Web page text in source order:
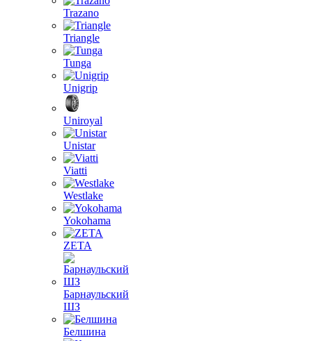
Trazano
Triangle
Tunga
Unigrip
Uniroyal
Unistar
Viatti
Westlake
Yokohama
ZETA
Барнаульский
ШЗ
Белшина